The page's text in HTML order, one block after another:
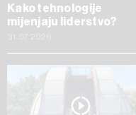
Kako tehnologije
mijenjaju liderstvo?